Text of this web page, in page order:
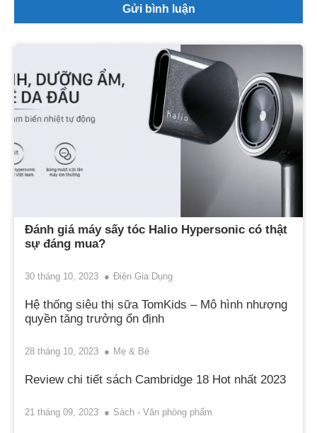
Đánh giá máy sấy tóc Halio Hypersonic có thật
sự đáng mua?
30 tháng 10, 2023 Điện Gia Dụng
Hệ thống siêu thị sữa TomKids – Mô hình nhượng
quyền tăng trưởng ổn định
28 tháng 10, 2023 Mẹ & Bé
Review chi tiết sách Cambridge 18 Hot nhất 2023
21 tháng 09, 2023 Sách - Văn phòng phẩm